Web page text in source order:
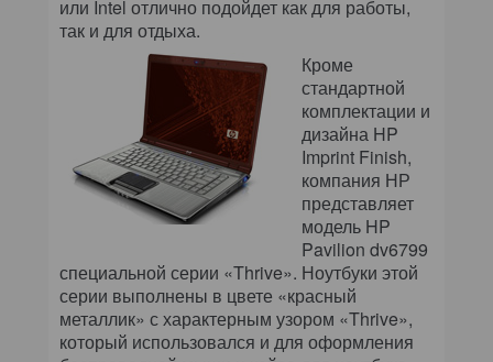
или Intel отлично подойдет как для работы,
так и для отдыха.
Кроме
стандартной
комплектации и
дизайна HP
Imprint Finish,
компания НР
представляет
модель HP
Pavilion dv6799
специальной серии «Thrive». Ноутбуки этой
серии выполнены в цвете «красный
металлик» с характерным узором «Thrive»,
который использовался и для оформления